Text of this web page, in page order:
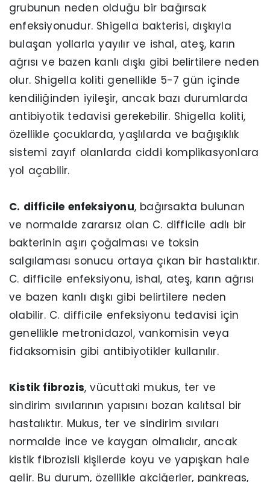
grubunun neden olduğu bir bağırsak
enfeksiyonudur. Shigella bakterisi, dışkıyla
bulaşan yollarla yayılır ve ishal, ateş, karın
ağrısı ve bazen kanlı dışkı gibi belirtilere neden
olur. Shigella koliti genellikle 5-7 gün içinde
kendiliğinden iyileşir, ancak bazı durumlarda
antibiyotik tedavisi gerekebilir. Shigella koliti,
özellikle çocuklarda, yaşlılarda ve bağışıklık
sistemi zayıf olanlarda ciddi komplikasyonlara
yol açabilir.
C. difficile enfeksiyonu, bağırsakta bulunan
ve normalde zararsız olan C. difficile adlı bir
bakterinin aşırı çoğalması ve toksin
salgılaması sonucu ortaya çıkan bir hastalıktır.
C. difficile enfeksiyonu, ishal, ateş, karın ağrısı
ve bazen kanlı dışkı gibi belirtilere neden
olabilir. C. difficile enfeksiyonu tedavisi için
genellikle metronidazol, vankomisin veya
fidaksomisin gibi antibiyotikler kullanılır.
Kistik fibrozis, vücuttaki mukus, ter ve
sindirim sıvılarının yapısını bozan kalıtsal bir
hastalıktır. Mukus, ter ve sindirim sıvıları
normalde ince ve kaygan olmalıdır, ancak
kistik fibrozisli kişilerde koyu ve yapışkan hale
gelir. Bu durum, özellikle akciğerler, pankreas,